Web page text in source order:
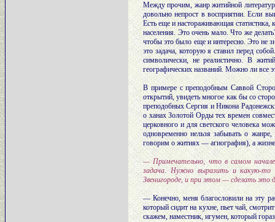
Между прочим, жанр житийной
довольно непрост в восприятии. Если
Есть еще и настораживающая
населения. Это очень мало. Что же
чтобы это было еще и интересно. Это не
это задача, которую я ставил перед
символически, не реалистично. В
географических названий. Можно ли все
В примере с преподобным Саввой
открытий, увидеть многое как бы со
преподобных Сергия и Никона
о ханах Золотой Орды тех времен
церковного и для светского человека
одновременно нельзя забывать о
говорим о житиях — агиография), а
— Примечательно, что в самом начале
задача. Нужно выразить и какую-то
Звенигороде, и при этом — сделать это
— Конечно, меня благословили на эту
который сидит на кухне, пьет чай,
скажем, наместник, игумен, который